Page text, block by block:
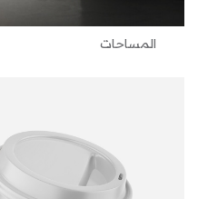
المساحات